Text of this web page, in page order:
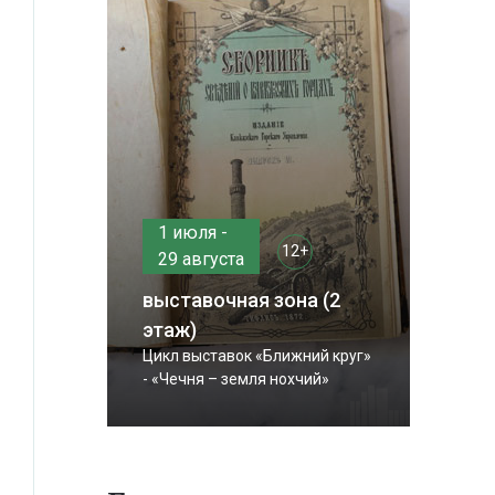
1 июля -
29 августа
12+
выставочная зона (2
этаж)
Цикл выставок «Ближний круг»
- «Чечня – земля нохчий»